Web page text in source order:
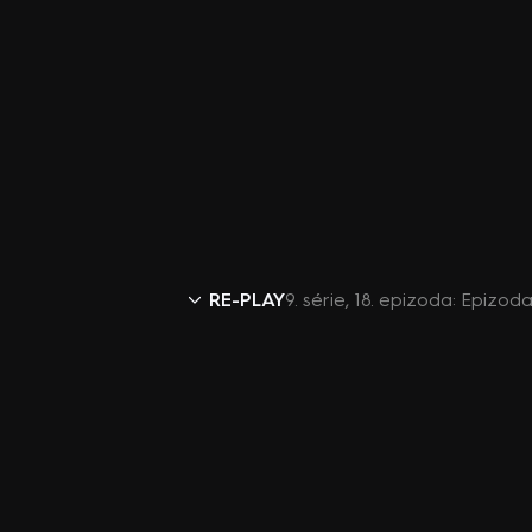
RE-PLAY9. série, 18. epizoda: